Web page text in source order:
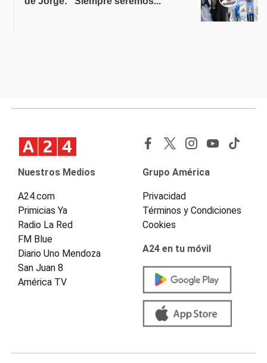
Nuestros Medios
A24.com
Primicias Ya
Radio La Red
FM Blue
Diario Uno Mendoza
San Juan 8
América TV
Grupo América
Privacidad
Términos y Condiciones
Cookies
A24 en tu móvil